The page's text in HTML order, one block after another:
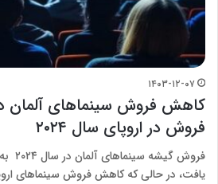
۱۴۰۳-۱۲-۰۷
کاهش فروش سینماهای آلمان
فروش در اروپای سال ۲۰۲۴
یافت، در حالی که کاهش فروش سینماهای